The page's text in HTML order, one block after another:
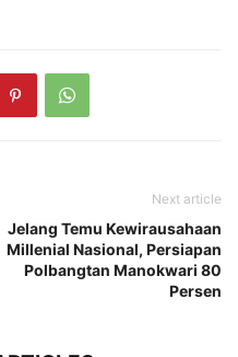
Next article
Jelang Temu Kewirausahaan
Millenial Nasional, Persiapan
Polbangtan Manokwari 80
Persen